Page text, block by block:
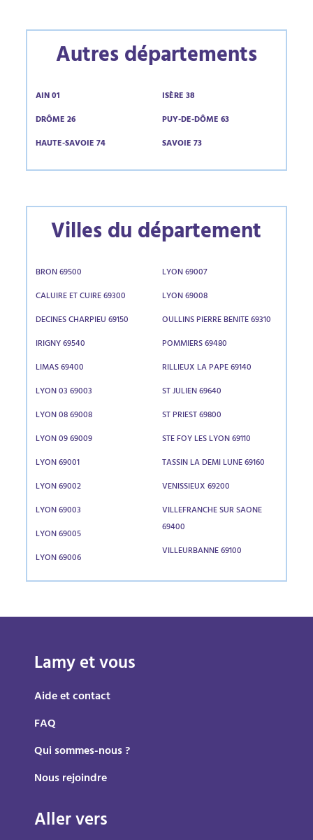
Autres départements
AIN 01
DRÔME 26
HAUTE-SAVOIE 74
ISÈRE 38
PUY-DE-DÔME 63
SAVOIE 73
Villes du département
BRON 69500
CALUIRE ET CUIRE 69300
DECINES CHARPIEU 69150
IRIGNY 69540
LIMAS 69400
LYON 03 69003
LYON 08 69008
LYON 09 69009
LYON 69001
LYON 69002
LYON 69003
LYON 69005
LYON 69006
LYON 69007
LYON 69008
OULLINS PIERRE BENITE 69310
POMMIERS 69480
RILLIEUX LA PAPE 69140
ST JULIEN 69640
ST PRIEST 69800
STE FOY LES LYON 69110
TASSIN LA DEMI LUNE 69160
VENISSIEUX 69200
VILLEFRANCHE SUR SAONE
69400
VILLEURBANNE 69100
Lamy et vous
Aide et contact
FAQ
Qui sommes-nous ?
Nous rejoindre
Aller vers